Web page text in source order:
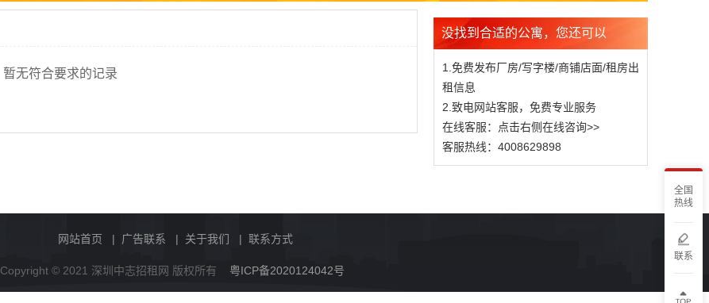
暂无符合要求的记录
没找到合适的公寓，您还可以
1.免费发布厂房/写字楼/商铺店面/租房出
租信息
2.致电网站客服，免费专业服务
在线客服：点击右侧在线咨询>>
客服热线：4008629898
网站首页 | 广告联系 | 关于我们 | 联系方式
Copyright © 2021 深圳中志招租网 版权所有 粤ICP备2020124042号
全国
热线
联系